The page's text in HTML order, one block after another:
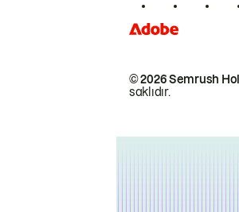
© 2026 Semrush
saklıdır.